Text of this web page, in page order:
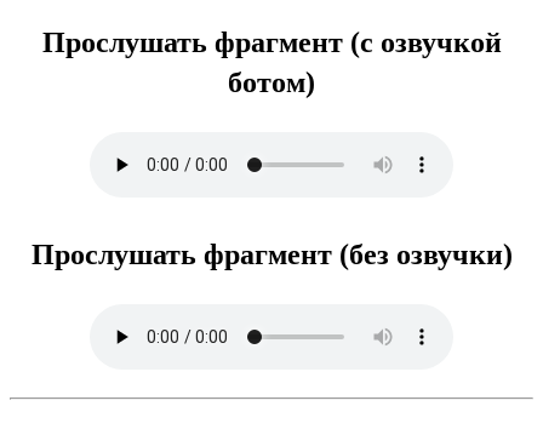
Прослушать фрагмент (с озвучкой
ботом)
Прослушать фрагмент (без озвучки)